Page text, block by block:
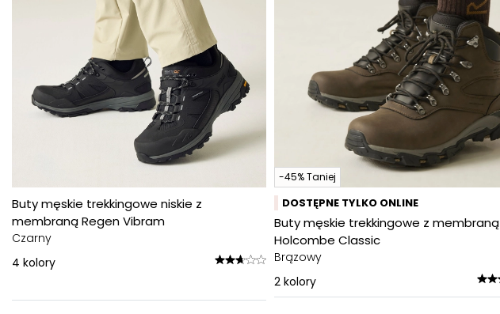
Buty męskie trekkingowe niskie z
membraną Regen Vibram
Czarny
4 kolory
-45% Taniej
DOSTĘPNE TYLKO ONLINE
Buty męskie trekkingowe z membraną
Holcombe Classic
Brązowy
2 kolory